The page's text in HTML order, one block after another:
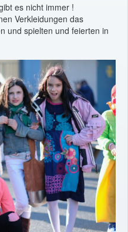
es nicht immer !
Verkleidungen das
und spielten und feierten in